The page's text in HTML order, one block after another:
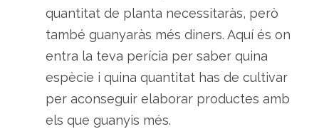
quantitat de planta necessitaràs, però
també guanyaràs més diners. Aquí és on
entra la teva perícia per saber quina
espècie i quina quantitat has de cultivar
per aconseguir elaborar productes amb
els que guanyis més.